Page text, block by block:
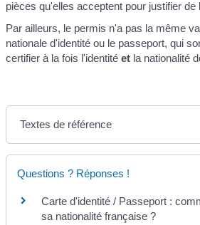
pièces qu'elles acceptent pour justifier de
Par ailleurs, le permis n'a pas la même
nationale d'identité ou le passeport, qui
certifier à la fois l'identitéet la nationalité
Textes de référence
Questions ? Réponses !
Carte d'identité / Passeport :
sa nationalité française ?